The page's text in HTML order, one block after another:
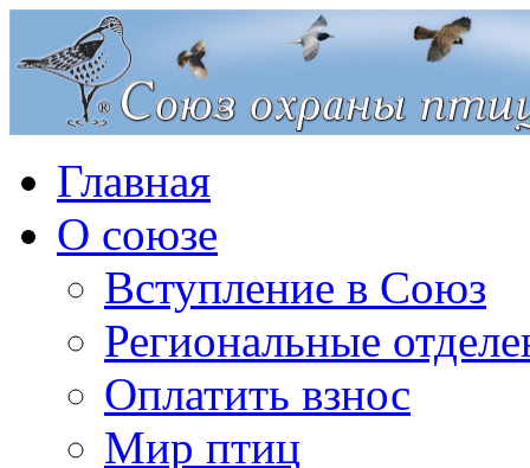
Главная
О союзе
Вступление в Союз
Региональные
Оплатить взнос
Мир птиц